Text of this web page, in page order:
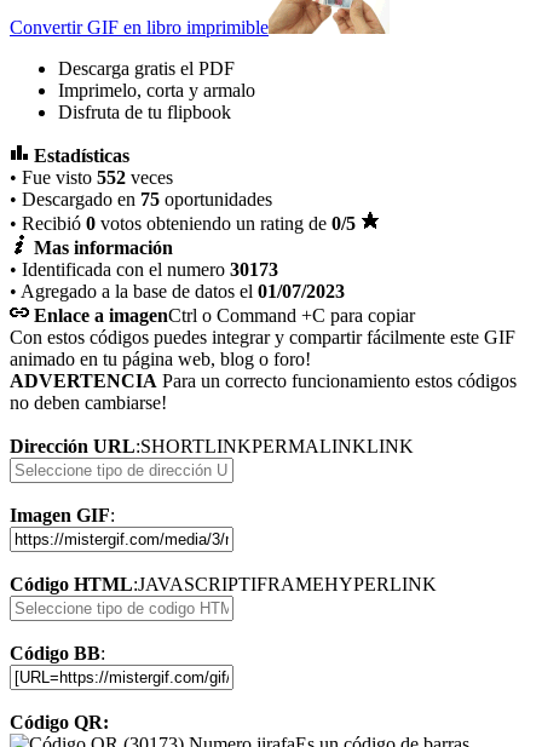
Convertir GIF en libro imprimible
Descarga gratis el PDF
Imprimelo, corta y armalo
Disfruta de tu flipbook
Estadísticas
• Fue visto 552 veces
• Descargado en 75 oportunidades
• Recibió 0 votos obteniendo un rating de 0/5
Mas información
• Identificada con el numero 30173
• Agregado a la base de datos el 01/07/2023
Enlace a imagenCtrl o Command +C para copiar
Con estos códigos puedes integrar y compartir fácilmente este GIF
animado en tu página web, blog o foro!
ADVERTENCIA Para un correcto funcionamiento estos códigos
no deben cambiarse!
Dirección URL:SHORTLINKPERMALINKLINK
Imagen GIF:
Código HTML:JAVASCRIPTIFRAMEHYPERLINK
Código BB:
Código QR: